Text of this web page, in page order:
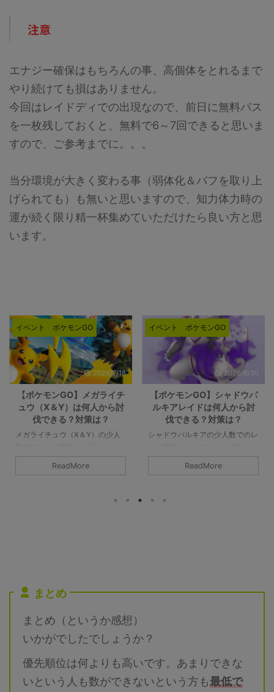
注意
エナジー確保はもちろんの事、高個体をとれるまで
やり続けても損はありません。
今回はレイドディでの出現なので、前日に無料パス
を一枚残しておくと、無料で6～7回できると思いま
すので、ご参考までに。。。
当分環境が大きく変わる事（弱体化＆バフを取り上
げられても）も無いと思いますので、知力体力時の
運が続く限り精一杯集めていただけたら良い方と思
います。
イベント ポケモンGO
2026/6/30
【ポケモンGO】シャドウパ
ルキアレイドは何人から討
伐できる？対策は？
シャドウパルキアの少人数でのレ
ドの対策や感想など。シャドウパ
ルキアは2人で討伐可能です。条
シャドウパルキアの高固体は何体
いきたいと思います。詳細につい
シ ...
ReadMore
イベント ポケモンGO
2026/6/26
【ポケモンGO】メガエアー
ムドレイドは何人から討伐
できる？対策は？
メガエアームドの少人数でのレイ
伐人数は8人以上です。シールド
を破るのが8人であって、参加者
での考察からの推測となります。
ReadMore
まとめ
まとめ（というか感想）
いかがでしたでしょうか？
優先順位は何よりも高いです。あまりできな
いという人も数ができないという方も最低で